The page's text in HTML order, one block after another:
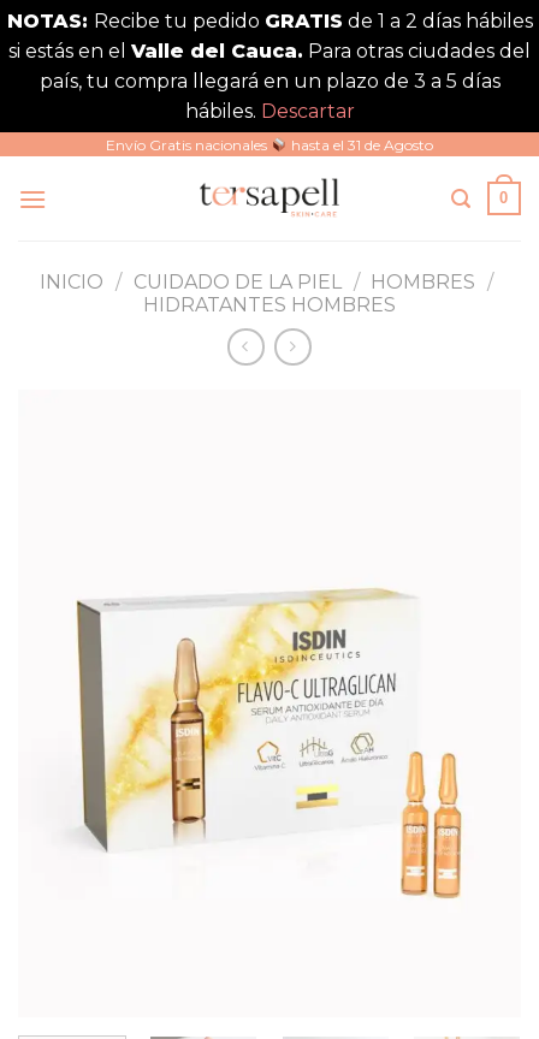
NOTAS: Recibe tu pedido GRATIS de 1 a 2 días hábiles
si estás en el Valle del Cauca. Para otras ciudades del
país, tu compra llegará en un plazo de 3 a 5 días
hábiles. Descartar
contenido
Envío Gratis nacionales hasta el 31 de Agosto
0
INICIO / CUIDADO DE LA PIEL / HOMBRES /
HIDRATANTES HOMBRES